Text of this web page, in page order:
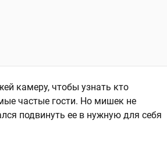
камеру, чтобы узнать кто
частые гости. Но мишек не
подвинуть ее в нужную для себя